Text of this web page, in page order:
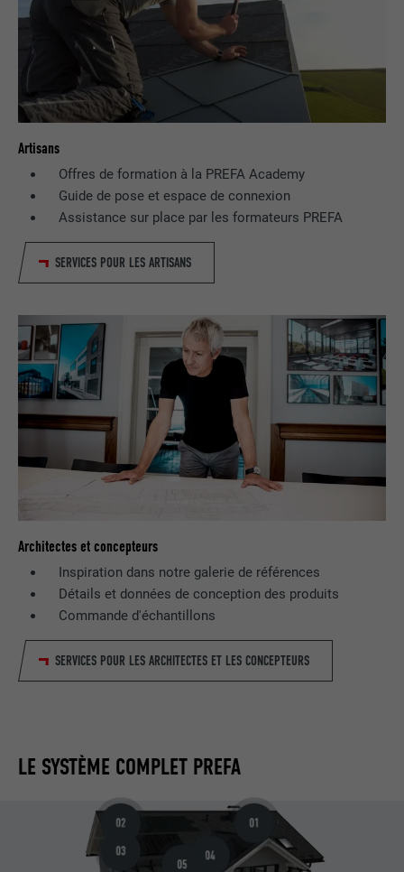
Artisans
Offres de formation à la PREFA Academy
Guide de pose et espace de connexion
Assistance sur place par les formateurs PREFA
SERVICES POUR LES ARTISANS
Architectes et concepteurs
Inspiration dans notre galerie de références
Détails et données de conception des produits
Commande d'échantillons
SERVICES POUR LES ARCHITECTES ET LES CONCEPTEURS
LE SYSTÈME COMPLET PREFA
01
02
03
04
05